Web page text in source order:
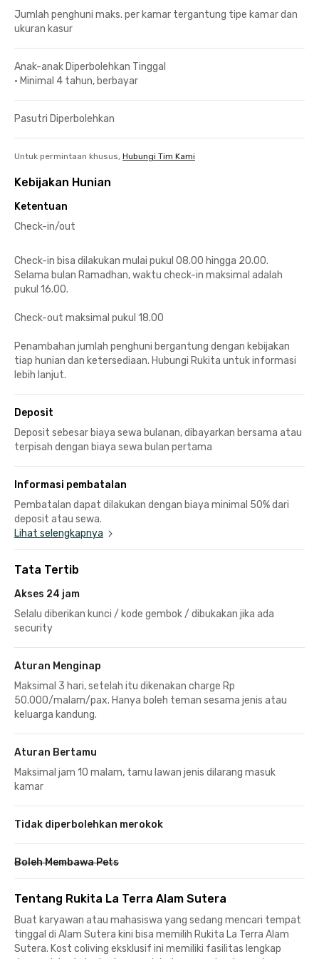
Jumlah penghuni maks. per kamar tergantung tipe kamar dan
ukuran kasur
Anak-anak Diperbolehkan Tinggal
• Minimal 4 tahun, berbayar
Pasutri Diperbolehkan
Untuk permintaan khusus, Hubungi Tim Kami
Kebijakan Hunian
Ketentuan
Check-in/out
Check-in bisa dilakukan mulai pukul 08.00 hingga 20.00.
Selama bulan Ramadhan, waktu check-in maksimal adalah
pukul 16.00.
Check-out maksimal pukul 18.00
Penambahan jumlah penghuni bergantung dengan kebijakan
tiap hunian dan ketersediaan. Hubungi Rukita untuk informasi
lebih lanjut.
Deposit
Deposit sebesar biaya sewa bulanan, dibayarkan bersama atau
terpisah dengan biaya sewa bulan pertama
Informasi pembatalan
Pembatalan dapat dilakukan dengan biaya minimal 50% dari
deposit atau sewa.
Lihat selengkapnya
Tata Tertib
Akses 24 jam
Selalu diberikan kunci / kode gembok / dibukakan jika ada
security
Aturan Menginap
Maksimal 3 hari, setelah itu dikenakan charge Rp
50.000/malam/pax. Hanya boleh teman sesama jenis atau
keluarga kandung.
Aturan Bertamu
Maksimal jam 10 malam, tamu lawan jenis dilarang masuk
kamar
Tidak diperbolehkan merokok
Boleh Membawa Pets
Tentang Rukita La Terra Alam Sutera
Buat karyawan atau mahasiswa yang sedang mencari tempat
tinggal di Alam Sutera kini bisa memilih Rukita La Terra Alam
Sutera. Kost coliving eksklusif ini memiliki fasilitas lengkap